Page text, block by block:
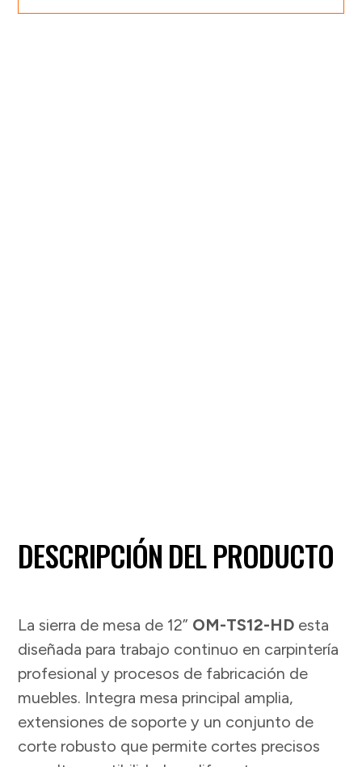
DESCRIPCIÓN DEL PRODUCTO
La sierra de mesa de 12” OM-TS12-HD esta
diseñada para trabajo continuo en carpintería
profesional y procesos de fabricación de
muebles. Integra mesa principal amplia,
extensiones de soporte y un conjunto de
corte robusto que permite cortes precisos